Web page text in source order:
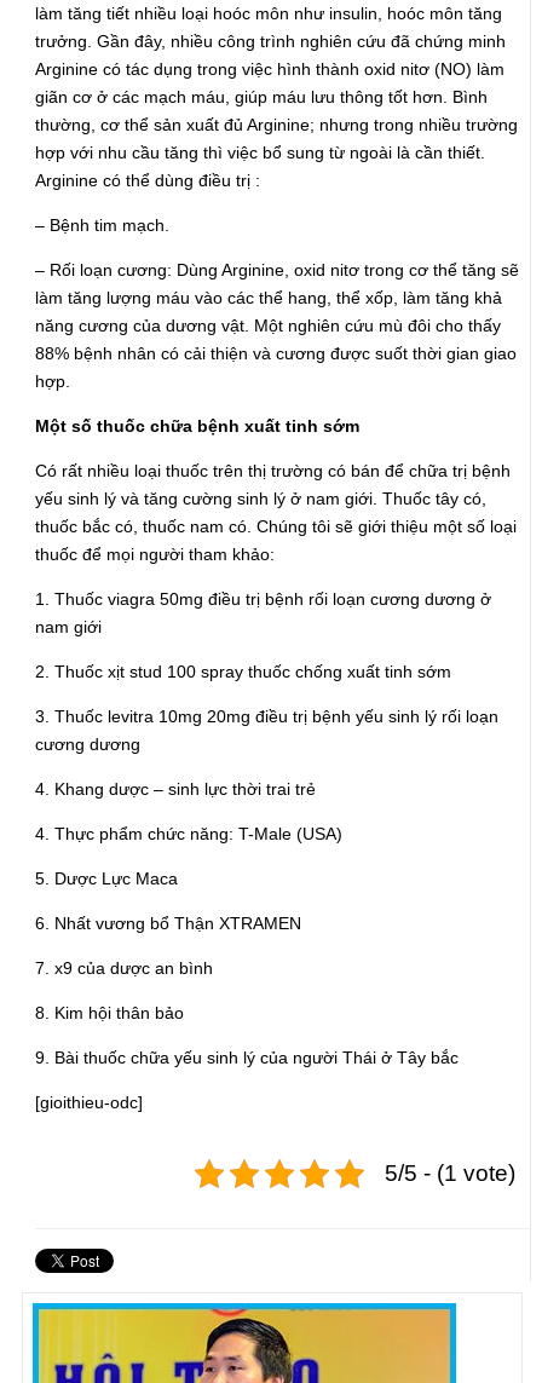
làm tăng tiết nhiều loại hoóc môn như insulin, hoóc môn tăng
trưởng. Gần đây, nhiều công trình nghiên cứu đã chứng minh
Arginine có tác dụng trong việc hình thành oxid nitơ (NO) làm
giãn cơ ở các mạch máu, giúp máu lưu thông tốt hơn. Bình
thường, cơ thể sản xuất đủ Arginine; nhưng trong nhiều trường
hợp với nhu cầu tăng thì việc bổ sung từ ngoài là cần thiết.
Arginine có thể dùng điều trị :
– Bệnh tim mạch.
– Rối loạn cương: Dùng Arginine, oxid nitơ trong cơ thể tăng sẽ
làm tăng lượng máu vào các thể hang, thể xốp, làm tăng khả
năng cương của dương vật. Một nghiên cứu mù đôi cho thấy
88% bệnh nhân có cải thiện và cương được suốt thời gian giao
hợp.
Một số thuốc chữa bệnh xuất tinh sớm
Có rất nhiều loại thuốc trên thị trường có bán để chữa trị bệnh
yếu sinh lý và tăng cường sinh lý ở nam giới. Thuốc tây có,
thuốc bắc có, thuốc nam có. Chúng tôi sẽ giới thiệu một số loại
thuốc để mọi người tham khảo:
1. Thuốc viagra 50mg điều trị bệnh rối loạn cương dương ở
nam giới
2. Thuốc xịt stud 100 spray thuốc chống xuất tinh sớm
3. Thuốc levitra 10mg 20mg điều trị bệnh yếu sinh lý rối loạn
cương dương
4. Khang dược – sinh lực thời trai trẻ
4. Thực phẩm chức năng: T-Male (USA)
5. Dược Lực Maca
6. Nhất vương bổ Thận XTRAMEN
7. x9 của dược an bình
8. Kim hội thân bảo
9. Bài thuốc chữa yếu sinh lý của người Thái ở Tây bắc
[gioithieu-odc]
5/5 - (1 vote)